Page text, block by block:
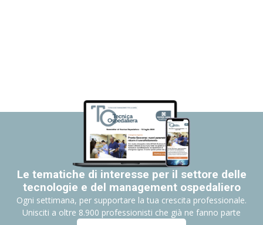
Le tematiche di interesse per il settore delle
tecnologie e del management ospedaliero
Ogni settimana, per supportare la tua crescita professionale.
Unisciti a oltre 8.900 professionisti che già ne fanno parte